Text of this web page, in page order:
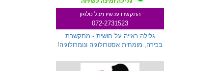
התקשרו עכשיו מכל טלפון
072-2731523
שלוחה 712
גלילה ראייה על חושית - מתקשרת
בכירה, מומחית אסטרולוגיה ונומרולוגיה!